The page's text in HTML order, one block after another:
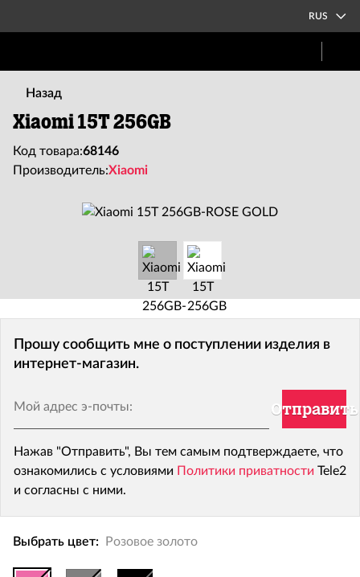
RUS
Назад
Xiaomi 15T 256GB
Код товара:68146
Производитель:Xiaomi
Прошу сообщить мне о поступлении изделия в
интернет-магазин.
Мой адрес э-почты:
Отправить
Нажав "Отправить", Вы тем самым подтверждаете, что
ознакомились с условиями Политики приватности Tele2
и согласны с ними.
Выбрать цвет: Розовое золото